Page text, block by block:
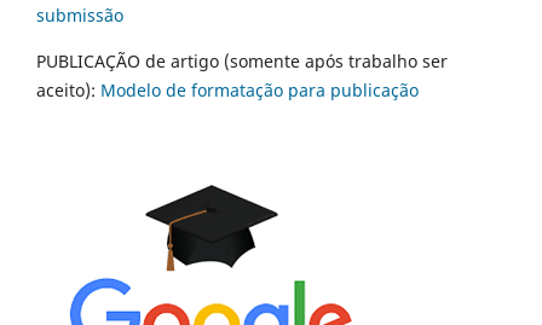
submissão
PUBLICAÇÃO de artigo (somente após trabalho ser
aceito): Modelo de formatação para publicação